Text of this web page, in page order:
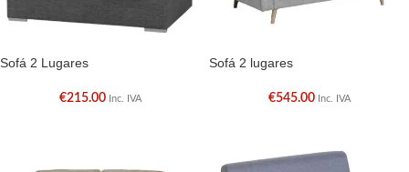
Sofá 2 Lugares
€215.00 Inc. IVA
Sofá 2 lugares
€545.00 Inc. IVA